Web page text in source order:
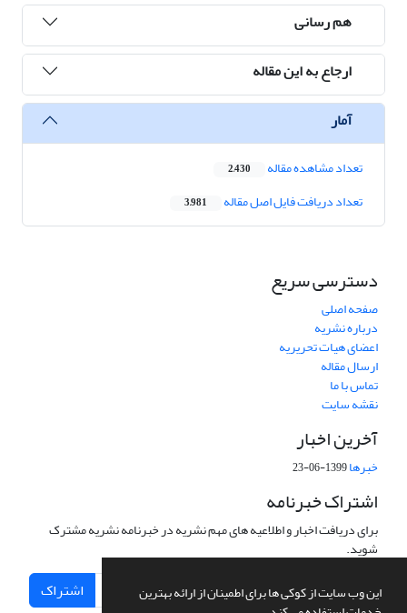
این وب سایت از کوکی ها برای اطمینان از ارائه بهترین
هم رسانی
ارجاع به این مقاله
آمار
تعداد مشاهده مقاله 2,430
تعداد دریافت فایل اصل مقاله 3,981
دسترسی سریع
صفحه اصلی
درباره نشریه
اعضای هیات تحریریه
ارسال مقاله
تماس با ما
نقشه سایت
آخرین اخبار
خبرها1399-06-23
اشتراک خبرنامه
برای دریافت اخبار و اطلاعیه های مهم نشریه در خبرنامه نشریه مشترک
شوید.
اشتراک